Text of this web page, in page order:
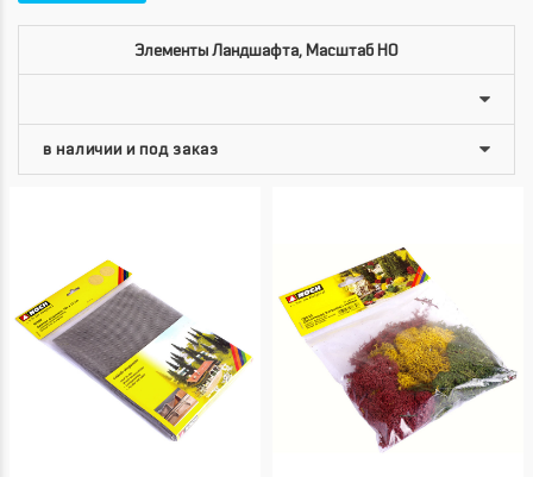
Элементы Ландшафта, Масштаб HO